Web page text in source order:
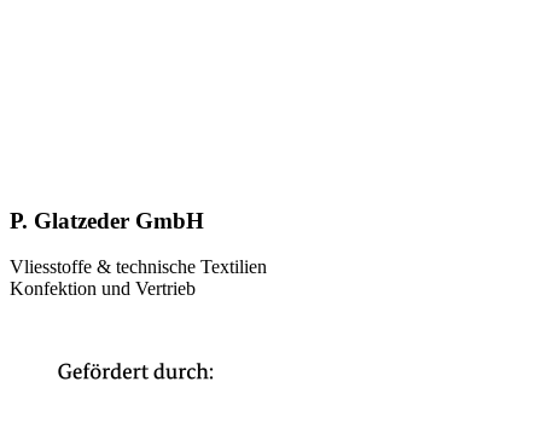
P. Glatzeder GmbH
Vliesstoffe & technische Textilien
Konfektion und Vertrieb